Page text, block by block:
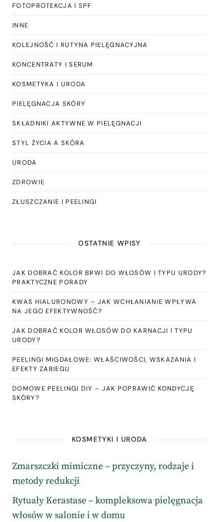
FOTOPROTEKCJA I SPF
INNE
KOLEJNOŚĆ I RUTYNA PIELĘGNACYJNA
KONCENTRATY I SERUM
KOSMETYKA I URODA
PIELĘGNACJA SKÓRY
SKŁADNIKI AKTYWNE W PIELĘGNACJI
STYL ŻYCIA A SKÓRA
URODA
ZDROWIE
ZŁUSZCZANIE I PEELINGI
OSTATNIE WPISY
JAK DOBRAĆ KOLOR BRWI DO WŁOSÓW I TYPU URODY?
PRAKTYCZNE PORADY
KWAS HIALURONOWY – JAK WCHŁANIANIE WPŁYWA
NA JEGO EFEKTYWNOŚĆ?
JAK DOBRAĆ KOLOR WŁOSÓW DO KARNACJI I TYPU
URODY?
PEELINGI MIGDAŁOWE: WŁAŚCIWOŚCI, WSKAZANIA I
EFEKTY ZABIEGU
DOMOWE PEELINGI DIY – JAK POPRAWIĆ KONDYCJĘ
SKÓRY?
KOSMETYKI I URODA
Zmarszczki mimiczne – przyczyny, rodzaje i
metody redukcji
Rytuały Kerastase – kompleksowa pielęgnacja
włosów w salonie i w domu